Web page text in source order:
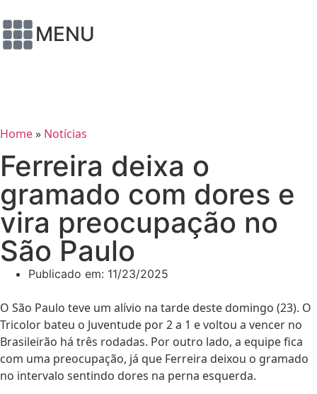
MENU
Home» Notícias
Ferreira deixa o
gramado com dores e
vira preocupação no
São Paulo
Publicado em: 11/23/2025
O São Paulo teve um alívio na tarde deste domingo (23). O
Tricolor bateu o Juventude por 2 a 1 e voltou a vencer no
Brasileirão há três rodadas. Por outro lado, a equipe fica
com uma preocupação, já que Ferreira deixou o gramado
no intervalo sentindo dores na perna esquerda.